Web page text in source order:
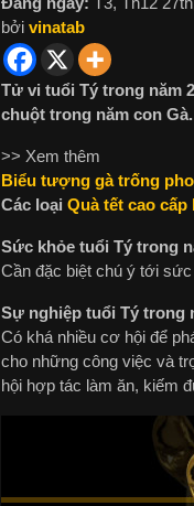
bởi vinatab
Tử vi tuổi Tý trong năm
chuột trong năm con
>> Xem thêm
Biểu tượng gà trống
Các loại Quà tết cao cấp
Sức khỏe tuổi Tý trong
Cần đặc biệt chú ý tới
Sự nghiệp tuổi Tý trong
Có khá nhiều cơ hội để
cho những công việc và
hội hợp tác làm ăn, kiếm